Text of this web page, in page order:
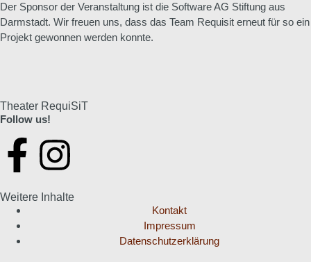
Der Sponsor der Veranstaltung ist die Software AG Stiftung aus
Darmstadt. Wir freuen uns, dass das Team Requisit erneut für so ein
Projekt gewonnen werden konnte.
Theater RequiSiT
Follow us!
Weitere Inhalte
Kontakt
Impressum
Datenschutzerklärung